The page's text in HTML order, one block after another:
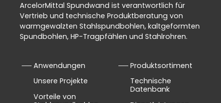
ArcelorMittal Spundwand ist verantwortlich für
Vertrieb und technische Produktberatung von
warmgewalzten Stahlspundbohlen, kaltgeformten
Spundbohlen, HP-Tragpfählen und Stahlrohren.
Anwendungen
Unsere Projekte
Vorteile von
Produktsortiment
Technische
Datenbank